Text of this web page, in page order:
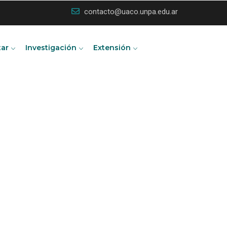
contacto@uaco.unpa.edu.ar
Investigación Extensión